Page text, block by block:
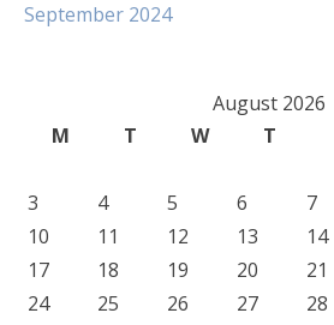
September 2024
August 2026
M
T W T
3
4 5 6 7
10
11 12 13 14
17
18 19 20 21
24
25 26 27 28